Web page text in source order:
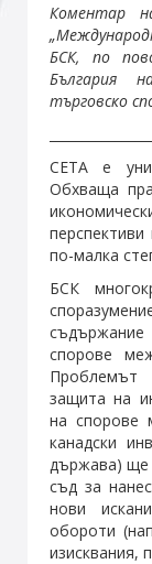
Коментар
БСК, по
България
търговско
СЕТА е
Обхваща
по-малка
БСК
спорове
Проблемът
защита на
на спорове
канадски
държава) ще
съд за
нови
обороти
изисквания,